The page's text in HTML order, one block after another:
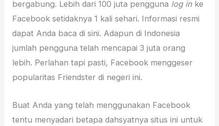
bergabung. Lebih dari 100 juta pengguna log in ke
Facebook setidaknya 1 kali sehari. Informasi resmi
dapat Anda baca di sini. Adapun di Indonesia
jumlah pengguna telah mencapai 3 juta orang
lebih. Perlahan tapi pasti, Facebook menggeser
popularitas Friendster di negeri ini.
Buat Anda yang telah menggunakan Facebook
tentu menyadari betapa dahsyatnya situs ini untuk